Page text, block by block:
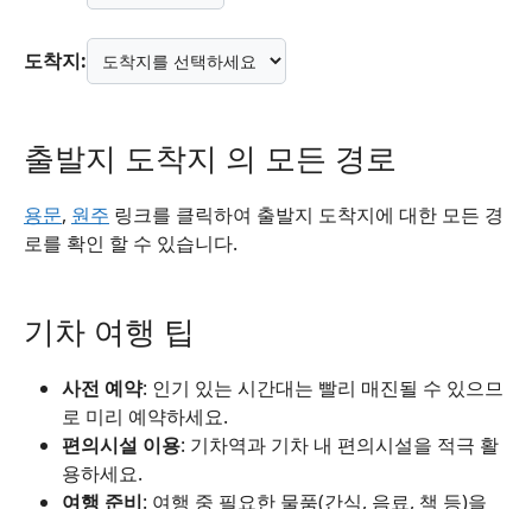
도착지:
출발지 도착지 의 모든 경로
용문, 원주 링크를 클릭하여 출발지 도착지에 대한 모든 경
로를 확인 할 수 있습니다.
기차 여행 팁
사전 예약: 인기 있는 시간대는 빨리 매진될 수 있으므
로 미리 예약하세요.
편의시설 이용: 기차역과 기차 내 편의시설을 적극 활
용하세요.
여행 준비: 여행 중 필요한 물품(간식, 음료, 책 등)을